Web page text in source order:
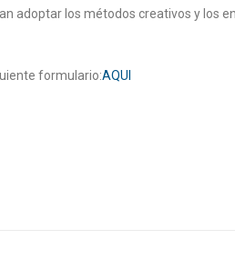
adoptar los métodos creativos y los
formulario:AQUI